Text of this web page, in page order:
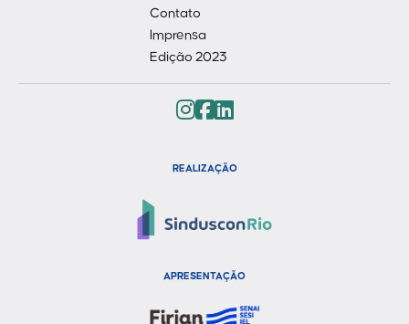
Contato
Imprensa
Edição 2023
REALIZAÇÃO
APRESENTAÇÃO